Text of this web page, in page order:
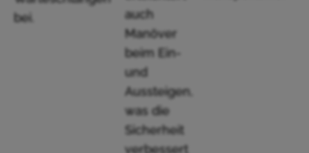
bei.
auch
Manöver
beim Ein-
und
Aussteigen,
was die
Sicherheit
verbessert